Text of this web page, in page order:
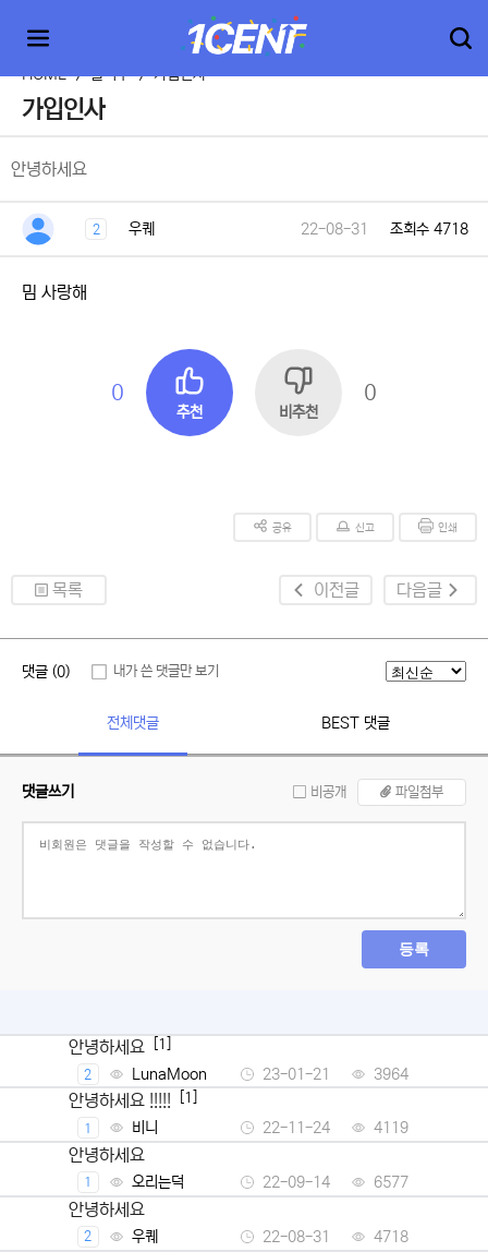
HOME > 출석부 > 가입인사
가입인사
안녕하세요
2 우퀘 22-08-31 조회수 4718
밈 사랑해
0
추천 비추천
0
공유 신고 인쇄
목록 이전글 다음글
댓글 (0) 내가 쓴 댓글만 보기
전체댓글 BEST 댓글
댓글쓰기 비공개 파일첨부
등록
안녕하세요 [1]
2 LunaMoon 23-01-21 3964
안녕하세요 !!!!! [1]
1 비니 22-11-24 4119
안녕하세요
1 오리는덕 22-09-14 6577
안녕하세요
2 우퀘 22-08-31 4718